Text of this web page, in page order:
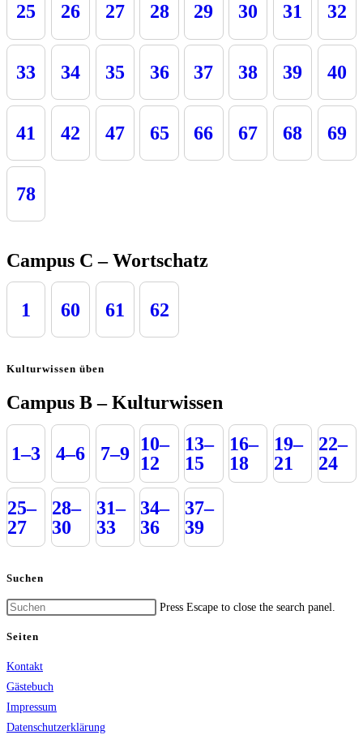
25 26 27 28 29 30 31 32
33 34 35 36 37 38 39 40
41 42 47 65 66 67 68 69
78
Campus C – Wortschatz
1 60 61 62
Kulturwissen üben
Campus B – Kulturwissen
1–3 4–6 7–9 10–
12
13–
15
16–
18
19–
21
22–
24
25–
27
28–
30
31–
33
34–
36
37–
39
Suchen
Press Escape to close the search panel.
Seiten
Kontakt
Gästebuch
Impressum
Datenschutzerklärung